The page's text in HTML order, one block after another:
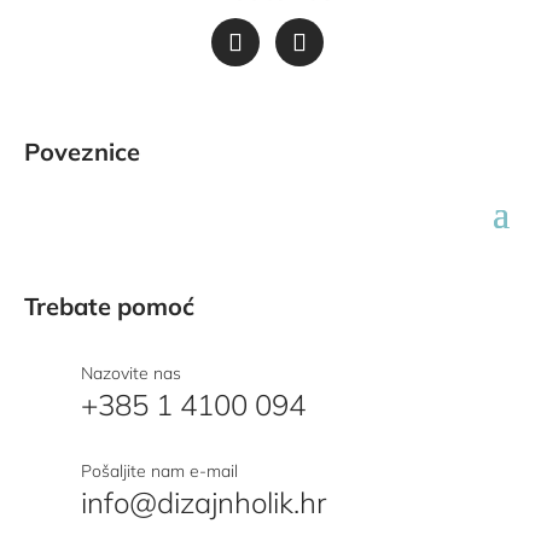
Poveznice
Trebate pomoć
Nazovite nas
+385 1 4100 094
Pošaljite nam e-mail
info@dizajnholik.hr